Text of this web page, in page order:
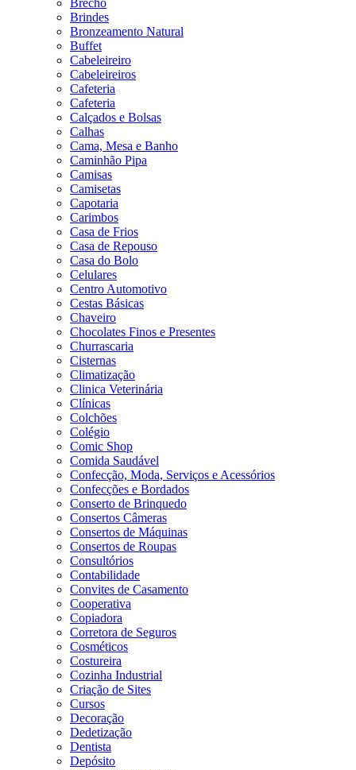
Brechó
Brindes
Bronzeamento Natural
Buffet
Cabeleireiro
Cabeleireiros
Cafeteria
Cafeteria
Calçados e Bolsas
Calhas
Cama, Mesa e Banho
Caminhão Pipa
Camisas
Camisetas
Capotaria
Carimbos
Casa de Frios
Casa de Repouso
Casa do Bolo
Celulares
Centro Automotivo
Cestas Básicas
Chaveiro
Chocolates Finos e Presentes
Churrascaria
Cisternas
Climatização
Clinica Veterinária
Clínicas
Colchões
Colégio
Comic Shop
Comida Saudável
Confecção, Moda, Serviços e Acessórios
Confecções e Bordados
Conserto de Brinquedo
Consertos Câmeras
Consertos de Máquinas
Consertos de Roupas
Consultórios
Contabilidade
Convites de Casamento
Cooperativa
Copiadora
Corretora de Seguros
Cosméticos
Costureira
Cozinha Industrial
Criação de Sites
Cursos
Decoração
Dedetização
Dentista
Depósito